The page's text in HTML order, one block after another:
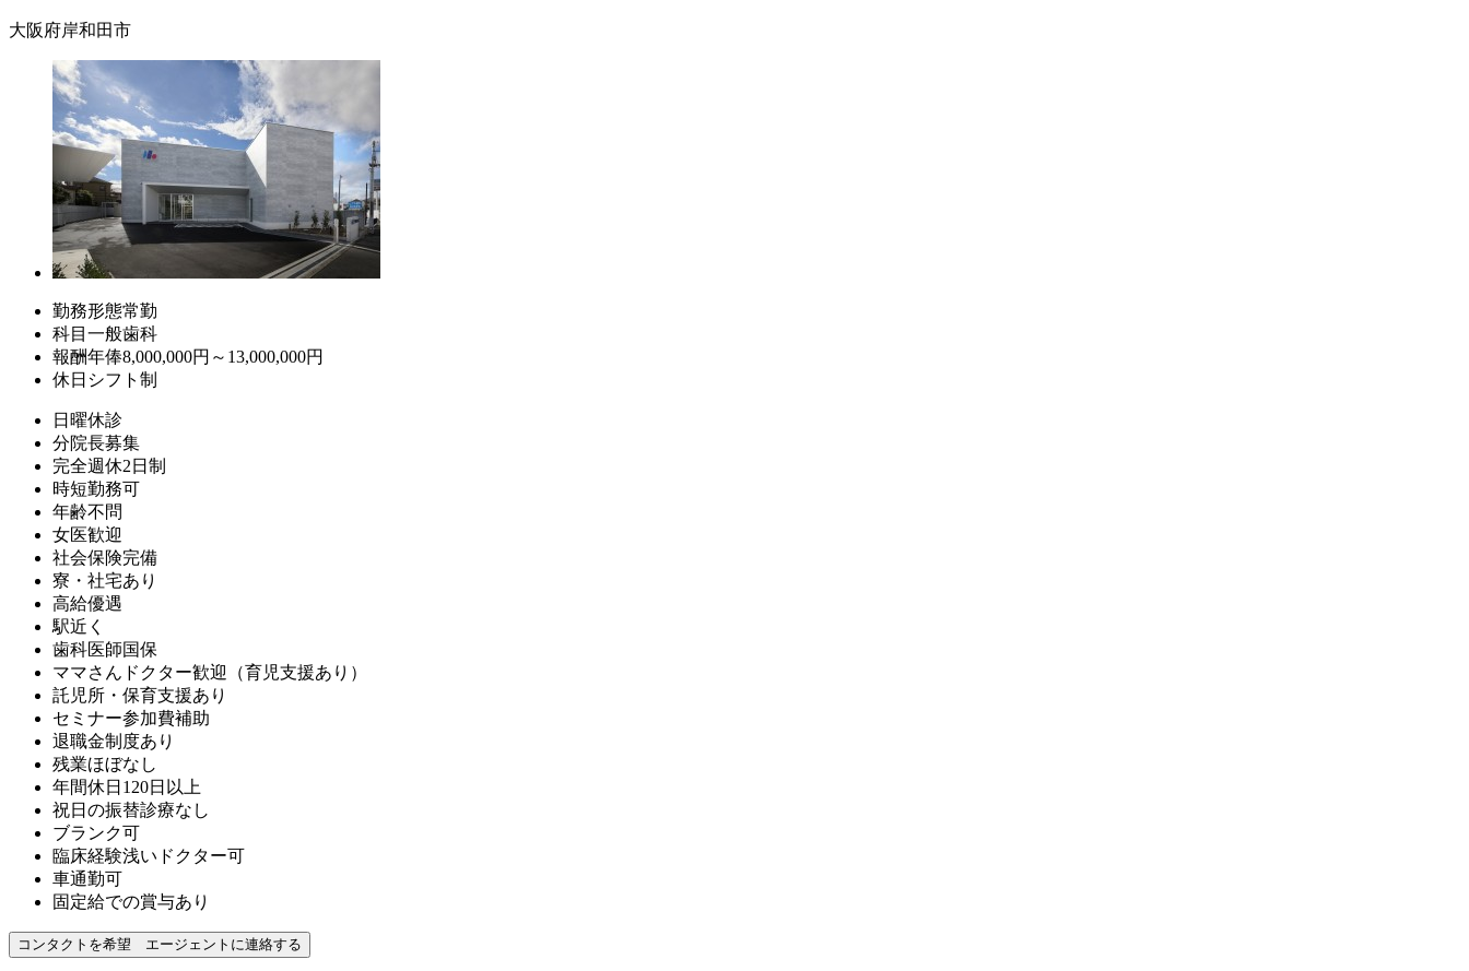
大阪府岸和田市
勤務形態常勤
科目 一般歯科
報酬年俸8,000,000円～13,000,000円
休日 シフト制
日曜休診
分院長募集
完全週休2日制
時短勤務可
年齢不問
女医歓迎
社会保険完備
寮・社宅あり
高給優遇
駅近く
歯科医師国保
ママさんドクター歓迎（育児支援あり）
託児所・保育支援あり
セミナー参加費補助
退職金制度あり
残業ほぼなし
年間休日120日以上
祝日の振替診療なし
ブランク可
臨床経験浅いドクター可
車通勤可
固定給での賞与あり